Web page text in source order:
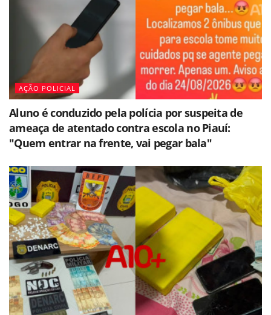
AÇÃO POLICIAL
Aluno é conduzido pela polícia por suspeita de
ameaça de atentado contra escola no Piauí:
"Quem entrar na frente, vai pegar bala"